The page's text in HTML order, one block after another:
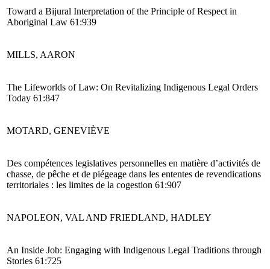
Toward a Bijural Interpretation of the Principle of Respect in
Aboriginal Law 61:939
MILLS, AARON
The Lifeworlds of Law: On Revitalizing Indigenous Legal Orders
Today 61:847
MOTARD, GENEVIÈVE
Des compétences legislatives personnelles en matière d’activités de
chasse, de pêche et de piégeage dans les ententes de revendications
territoriales : les limites de la cogestion 61:907
NAPOLEON, VAL AND FRIEDLAND, HADLEY
An Inside Job: Engaging with Indigenous Legal Traditions through
Stories 61:725